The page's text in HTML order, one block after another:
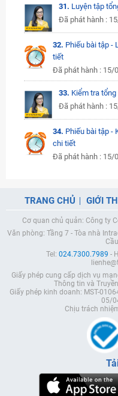
31. Luyện tập
Đã phát hành :
32. Phiếu bài tập -
tiết
Đã phát hành : 15/
33. Kiểm tra
Đã phát hành :
34. Phiếu bài tập -
chi tiết
Đã phát hành : 15/
TRANG CHỦ GIỚI
Cơ quan chủ quản: Công ty
Văn phòng: Tầng 7 - Tòa nhà
Tel: 024.7300.7989 -
Giấy phép cung cấp dịch vụ
Thông tin và
Giấy phép kinh doanh: MST-
05/
Chịu trách